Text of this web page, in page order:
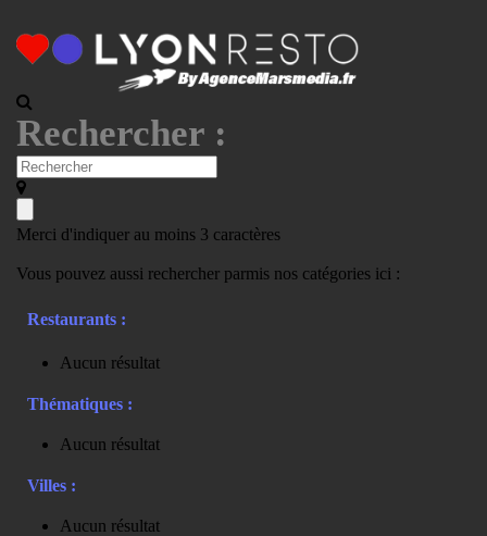
Rechercher :
Merci d'indiquer au moins 3 caractères
Vous pouvez aussi rechercher parmis nos catégories ici :
Restaurants :
Aucun résultat
Thématiques :
Aucun résultat
Villes :
Aucun résultat